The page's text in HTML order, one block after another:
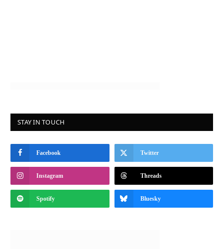
STAY IN TOUCH
Facebook Twitter
Instagram Threads
Spotify Bluesky